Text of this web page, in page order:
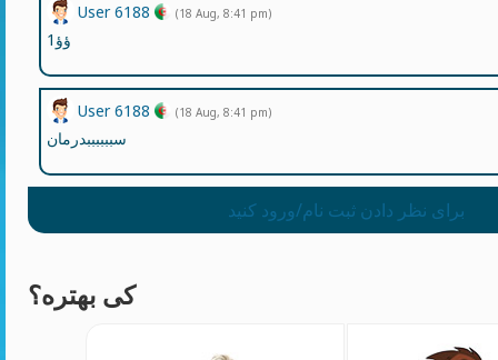
User 6188 (18 Aug, 8:41 pm)
سببببببدرمان
User 6188 (18 Aug, 8:41 pm)
ؤؤ1
برای نظر دادن ثبت نام/ورود کنید
کی بهتره؟